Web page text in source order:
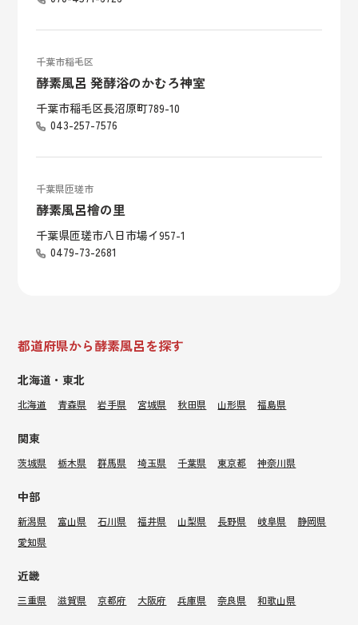
千葉市稲毛区
酵素風呂 発酵浴のかむろ神室
千葉市稲毛区長沼原町789-10
043-257-7576
千葉県匝瑳市
酵素風呂檜の里
千葉県匝瑳市八日市場イ957-1
0479-73-2681
都道府県から酵素風呂を探す
北海道・東北
北海道 青森県 岩手県 宮城県 秋田県 山形県 福島県
関東
茨城県 栃木県 群馬県 埼玉県 千葉県 東京都 神奈川県
中部
新潟県 富山県 石川県 福井県 山梨県 長野県 岐阜県
静岡県
愛知県
近畿
三重県 滋賀県 京都府 大阪府 兵庫県 奈良県 和歌山県